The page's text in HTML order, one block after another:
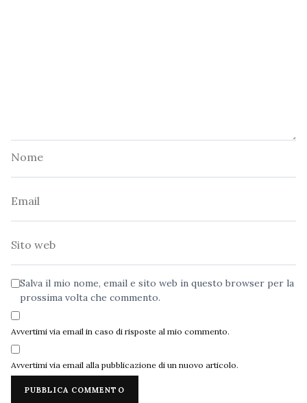
Salva il mio nome, email e sito web in questo browser per la
prossima volta che commento.
Avvertimi via email in caso di risposte al mio commento.
Avvertimi via email alla pubblicazione di un nuovo articolo.